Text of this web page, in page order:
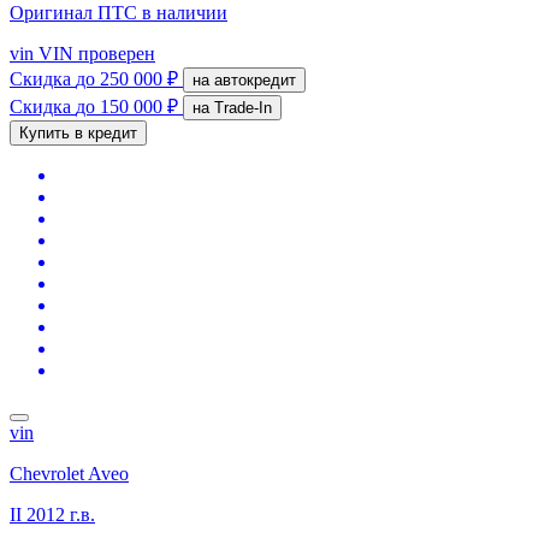
Оригинал ПТС в наличии
vin VIN проверен
Скидка до 250 000 ₽ на автокредит
Скидка до 150 000 ₽
на Trade-In
Купить в кредит
vin
Chevrolet Aveo
II 2012 г.в.